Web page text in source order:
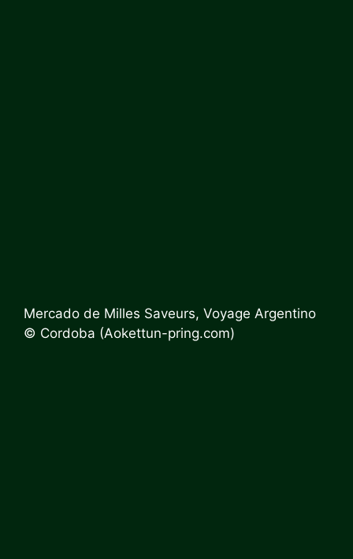
Mercado de Milles Saveurs, Voyage Argentino
© Cordoba (Aokettun-pring.com)